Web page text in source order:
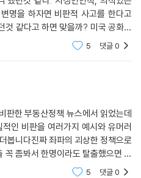
명을 하자면 비판적 사고를 한다고
같다고 하면 맞을까? 미국 공화당
다. 보수진영의 가장 큰 실수는교육
5 댓글0
판한 부동산정책 뉴스에서 읽었는데
인 비판을 여러가지 예시와 유머러
봅니다진짜 좌파의 괴상한 정책으로
꼭 좀봐서 한명이라도 탈출했으면 하
고 집가진 자들을 적페로 몰겠지만
5 댓글0